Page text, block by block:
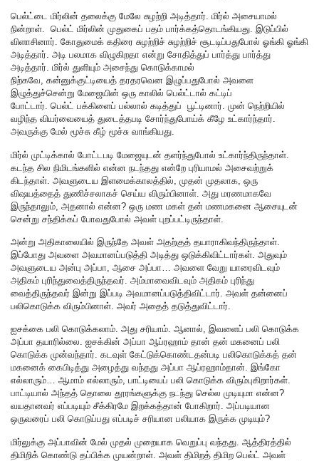
பெல்ட்டை மிர்லின் தலைக்கு மேலே சுழற்றி அடித்தார். மிர்ல் அசையாமல்
நின்றாள். பெல்ட் மிர்லின் முதுகைப் பதம் பார்க்கத்தொடங்கியது. இடுப்பில்
விளாசினார். கோதுமைக் கதிரை சுழற்றிச் சுழற்றிச் சூடடிப்பதுபோல் ஓங்கி ஓங்கி
அடித்தார். அடி பலமாக விழுகிறதா என்று சோதித்துப் பார்த்து பார்த்து
அடித்தார். மிர்ல் துளியும் அசைந்து கொடுக்காமல்
நிற்கவே, கன்னுக்குட்டியைத் தரதரவென இழுப்பதுபோல் அவளை
இழுத்துச்சென்று மேஜையின் ஒரு காலில் பெல்ட்டால் கட்டிப்
போட்டார். பெல்ட் பக்கிளைப் பல்லால் கடித்துப் பூட்டினார். முன் நெற்றியில்
வழிந்த வியர்வையைத் துடைத்தபடி சோர்ந்துபோய்க் கீழே உட்கார்ந்தார்.
அவருக்கு மேல் மூச்சு கீழ் மூச்சு வாங்கியது.
மிர்ல் முட்டிக்கால் போட்டபடி மேஜையுடன் தளர்ந்துபோல் உட்கார்ந்திருந்தாள்.
கடந்த சில நிமிடங்களில் என்ன நடந்தது என்றே புரியாமல் அசைவற்றுக்
கிடந்தாள். அவளுடைய இளமைக்காலத்தில், முதன் முதலாக, ஒரு
விஷயத்தைத் துணிச்சலாகச் செய்ய விரும்பினாள். அது மரணமாகவே
இருந்தாலும், அதனால் என்ன? ஒரு மண மகள் தன் மணமகனை ஆசையுடன்
சென்று சந்திக்கப் போவதுபோல் அவள் புறப்பட்டிருந்தாள்.
அன்று அதிகாலையில் இருந்தே அவள் அதற்குத் தயாராகிவந்திருந்தாள்.
இப்போது அவளை அவமானப்படுத்தி அடித்து ஒடுக்கிவிட்டார்கள். அதுவும்
அவளுடைய அன்பு அப்பா, ஆசை அப்பா… அவளை வேறு யாரைவிடவும்
அதிகம் புரிந்துவைத்திருந்தவர். அம்மாவைவிடவும் அதிகம் புரிந்து
வைத்திருந்தவர் இன்று இப்படி அவமானப்படுத்திவிட்டார். அவள் தன்னைப்
பலிகொடுக்க விரும்பினாள். அவர் அதைத் தடுத்துவிட்டார்.
ஐசக்கை பலி கொடுக்கலாம். அது சரியாம். ஆனால், இவளைப் பலி கொடுக்க
அப்பா தயாரில்லை. ஐசக்கின் அப்பா ஆப்ரஹாம் தான் தன் மகனைப் பலி
கொடுக்க முன்வந்தார். கடவுள் கேட்டுக்கொண்டதன்படி பலிகொடுக்கத் தன்
மகனைக் கைபிடித்து அழைத்து வந்தது அப்பா ஆப்ரஹாம்தான். இங்கோ
எல்லாரும்… ஆமாம் எல்லாரும், பாட்டியைப் பலி கொடுக்க விரும்புகிறார்கள்.
பாட்டியால் அந்தத் தொலை தூரங்களுக்கு நடந்து செல்ல முடியுமா என்ன?
வயதானவர் எப்படியும் சீக்கிரமே இறக்கத்தான் போகிறார். அப்படியான
ஒருவரைப் பலி கொடுப்பது எப்படிச் சரியான பலியாக இருக்க முடியும்?
மிர்லுக்கு அப்பாவின் மேல் முதல் முறையாக வெறுப்பு வந்தது. ஆத்திரத்தில்
திமிறிக் கொண்டு தப்பிக்க முயன்றாள். அவள் திமிறத் திமிற பெல்ட் அவள்